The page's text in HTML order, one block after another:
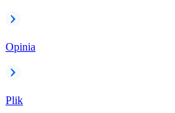
Opinia
Plik